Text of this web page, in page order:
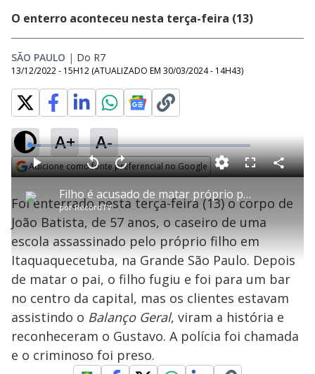
O enterro aconteceu nesta terça-feira (13)
SÃO PAULO | Do R7
13/12/2022 - 15H12 (ATUALIZADO EM 30/03/2024 - 14H43)
A+ A-
Adicione como fonte preferencial no Google
P
l
a
y
Filho é acusado de matar próprio pai esfaqueado na Grande SP
porRecordTV
P V
a
r
0
e
g
n
d
s
A
n
ç
a
r
1
s
e
n
d
o
s
M
u
d
o
L
o
a
d
e
5
.
1
%
F
s
c
e
n
C
o
a
r
Foi enterrado nesta terça-feira (13) o corpo de
João Batista, de 57 anos, o caseiro de uma
escola assassinado pelo próprio filho em
Itaquaquecetuba, na Grande São Paulo. Depois
de matar o pai, o filho fugiu e foi para um bar
no centro da capital, mas os clientes estavam
assistindo o Balanço Geral, viram a história e
reconheceram o Gustavo. A polícia foi chamada
e o criminoso foi preso.